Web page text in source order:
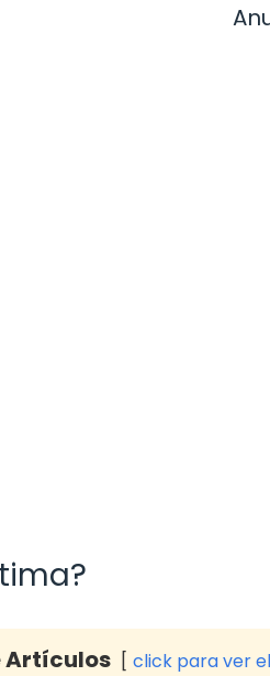
Artículos click para ver